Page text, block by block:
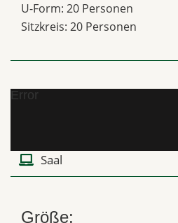
U-Form: 20 Personen
Sitzkreis: 20 Personen
Error
Saal
Größe: